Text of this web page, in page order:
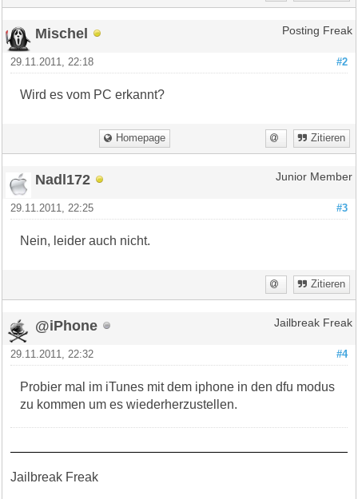
Mischel Posting Freak
#2
29.11.2011, 22:18
Wird es vom PC erkannt?
Homepage Zitieren
Nadl172 Junior Member
#3
29.11.2011, 22:25
Nein, leider auch nicht.
Zitieren
@iPhone Jailbreak Freak
#4
29.11.2011, 22:32
Probier mal im iTunes mit dem iphone in den dfu modus
zu kommen um es wiederherzustellen.
Jailbreak Freak